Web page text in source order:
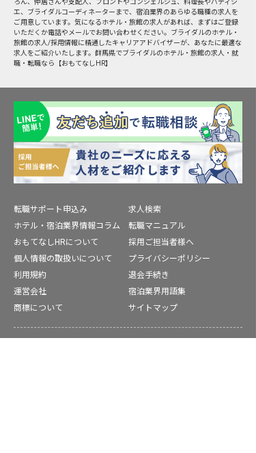
ろん、仲居さんや支配人、フロントやコンシェルジュ、料理長やパティシ
エ、ブライダルコーディネーターまで、宿泊業界のあらゆる職種の求人を
ご用意しています。気になるホテル・旅館の求人があれば、まずはご登録
いただくか電話やメールでお問い合わせください。ブライダルのホテル・
旅館の求人/採用情報に精通したキャリアアドバイザーが、あなたに最適な
求人をご紹介いたします。群馬県でブライダルのホテル・旅館の求人・就
職・転職なら【おもてなしHR】
転職サポート申込み
求人検索
ホテル・宿泊業界情報コラム
転職マニュアル
おもてなしHRについて
採用ご担当者様へ
個人情報の取扱いについて
プライバシーポリシー
利用規約
退会手続き
運営会社
宿泊業界用語集
商標について
サイトマップ